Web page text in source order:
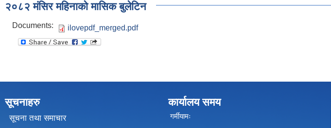
२०८२ मंसिर महिनाको मासिक बुलेटिन
Documents: ilovepdf_merged.pdf
सूचनाहरु
सूचना तथा समाचार
कार्यालय समय
गर्मीयामः